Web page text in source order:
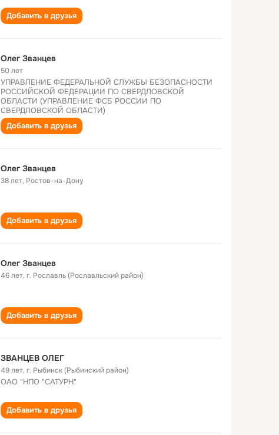
Добавить в друзья
Олег Званцев
50 лет
УПРАВЛЕНИЕ ФЕДЕРАЛЬНОЙ СЛУЖБЫ БЕЗОПАСНОСТИ
РОССИЙСКОЙ ФЕДЕРАЦИИ ПО СВЕРДЛОВСКОЙ
ОБЛАСТИ (УПРАВЛЕНИЕ ФСБ РОССИИ ПО
СВЕРДЛОВСКОЙ ОБЛАСТИ)
Добавить в друзья
Олег Званцев
38 лет, Ростов-на-Дону
Добавить в друзья
Олег Званцев
46 лет,г. Рославль (Рославльский район)
Добавить в друзья
ЗВАНЦЕВ ОЛЕГ
49 лет,г. Рыбинск (Рыбинский район)
ОАО "НПО "САТУРН"
Добавить в друзья